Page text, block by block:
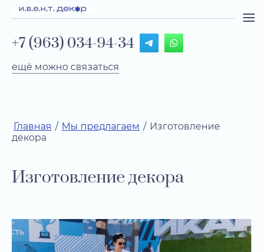
+7 (963) 034-94-34
ещё можно связаться
Главная / Мы предлагаем / Изготовление
декора
Изготовление декора